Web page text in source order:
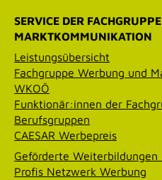
SERVICE DER
MARKTKOMMUNIKATION
Leistungsübersicht
Fachgruppe Werbung und
WKOÖ
Funktionär:innen der
Berufsgruppen
CAESAR Werbepreis
Geförderte Weiterbildungen
Profis Netzwerk Werbung